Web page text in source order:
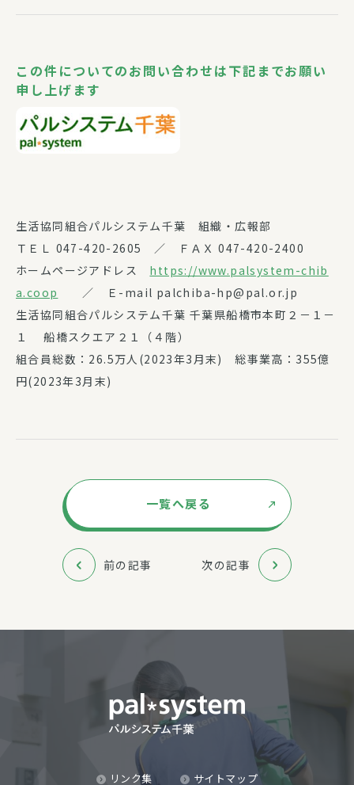
この件についてのお問い合わせは下記までお願い
申し上げます
生活協同組合パルシステム千葉 組織・広報部
ＴＥＬ 047-420-2605 ／ ＦＡＸ 047-420-2400
ホームページアドレス https://www.palsystem-chib
a.coop
／ Ｅ-mail palchiba-hp@pal.or.jp
生活協同組合パルシステム千葉 千葉県船橋市本町２－１－
１ 船橋スクエア２１（４階）
組合員総数：26.5万人(2023年3月末) 総事業高：355億
円(2023年3月末)
一覧へ戻る
前の記事 次の記事
リンク集 サイトマップ